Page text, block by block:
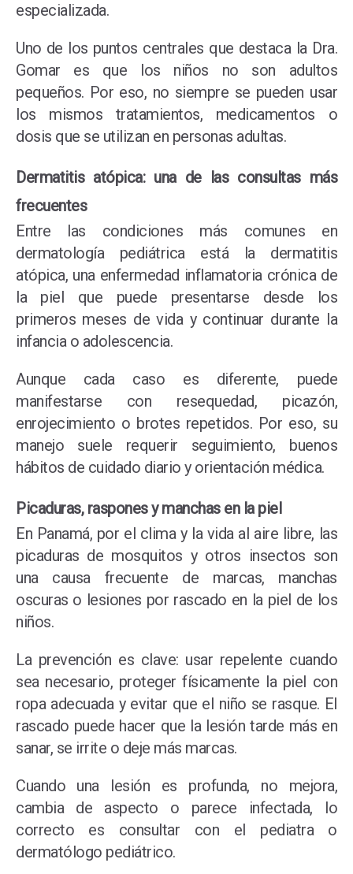
especializada.
Uno de los puntos centrales que destaca la Dra.
Gomar es que los niños no son adultos
pequeños. Por eso, no siempre se pueden usar
los mismos tratamientos, medicamentos o
dosis que se utilizan en personas adultas.
Dermatitis atópica: una de las consultas más
frecuentes
Entre las condiciones más comunes en
dermatología pediátrica está la dermatitis
atópica, una enfermedad inflamatoria crónica de
la piel que puede presentarse desde los
primeros meses de vida y continuar durante la
infancia o adolescencia.
Aunque cada caso es diferente, puede
manifestarse con resequedad, picazón,
enrojecimiento o brotes repetidos. Por eso, su
manejo suele requerir seguimiento, buenos
hábitos de cuidado diario y orientación médica.
Picaduras, raspones y manchas en la piel
En Panamá, por el clima y la vida al aire libre, las
picaduras de mosquitos y otros insectos son
una causa frecuente de marcas, manchas
oscuras o lesiones por rascado en la piel de los
niños.
La prevención es clave: usar repelente cuando
sea necesario, proteger físicamente la piel con
ropa adecuada y evitar que el niño se rasque. El
rascado puede hacer que la lesión tarde más en
sanar, se irrite o deje más marcas.
Cuando una lesión es profunda, no mejora,
cambia de aspecto o parece infectada, lo
correcto es consultar con el pediatra o
dermatólogo pediátrico.